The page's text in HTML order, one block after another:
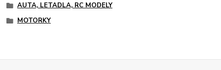
AUTA, LETADLA, RC MODELY
MOTORKY